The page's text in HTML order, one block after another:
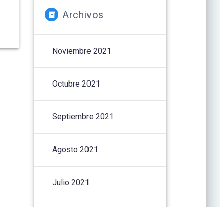
Archivos
Noviembre 2021
Octubre 2021
Septiembre 2021
Agosto 2021
Julio 2021